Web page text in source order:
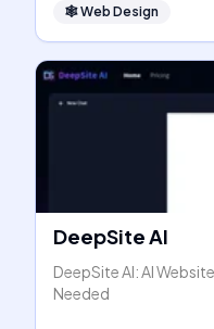
🕸Web Design
DeepSite AI
DeepSite AI: AI
Needed